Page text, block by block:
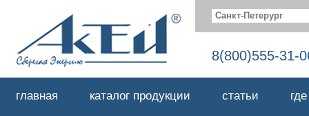
Санкт-Петерург
8(800)555-31-
главная каталог продукции статьи